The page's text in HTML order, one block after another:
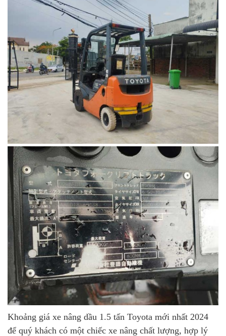
Khoảng giá xe nâng dầu 1.5 tấn Toyota mới nhất 2024
để quý khách có một chiếc xe nâng chất lượng, hợp lý